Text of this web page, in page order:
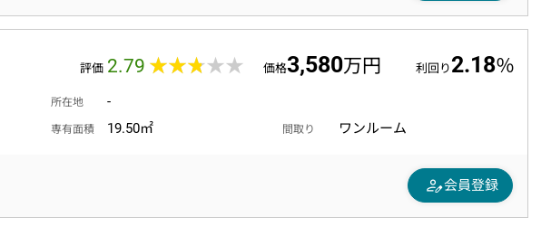
評価 2.79 ★★★★★
★★★★★ 価格3,580万円 利回り 2.18％
所在地 -
専有面積 19.50㎡ 間取り ワンルーム
person_edit会員登録